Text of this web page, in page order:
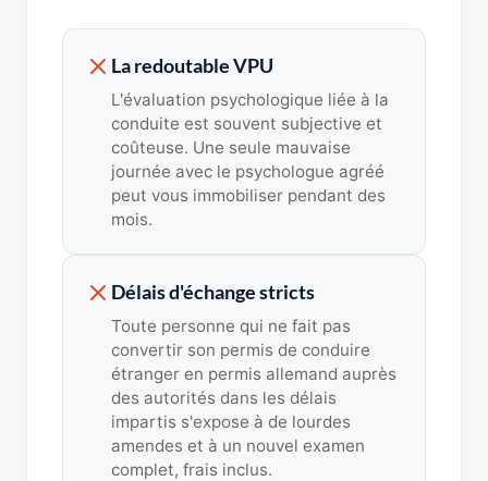
La redoutable VPU
L'évaluation psychologique liée à la
conduite est souvent subjective et
coûteuse. Une seule mauvaise
journée avec le psychologue agréé
peut vous immobiliser pendant des
mois.
Délais d'échange stricts
Toute personne qui ne fait pas
convertir son permis de conduire
étranger en permis allemand auprès
des autorités dans les délais
impartis s'expose à de lourdes
amendes et à un nouvel examen
complet, frais inclus.